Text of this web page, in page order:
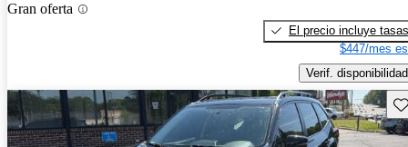
Gran oferta
El precio incluye tasas
$447/mes
Verif. disponibilidad